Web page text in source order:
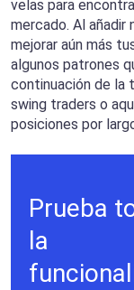
velas para
mercado. Al
mejorar aún más
algunos patrones
continuación de la
swing traders o
posiciones por
Prueba
la